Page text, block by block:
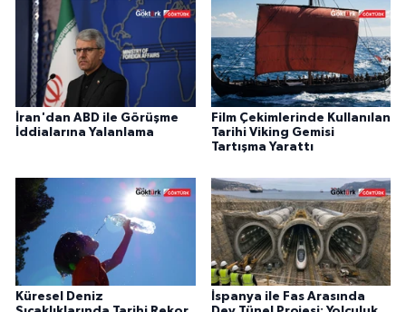
İran'dan ABD ile Görüşme
İddialarına Yalanlama
Film Çekimlerinde Kullanılan
Tarihi Viking Gemisi
Tartışma Yarattı
Küresel Deniz
İspanya ile Fas Arasında